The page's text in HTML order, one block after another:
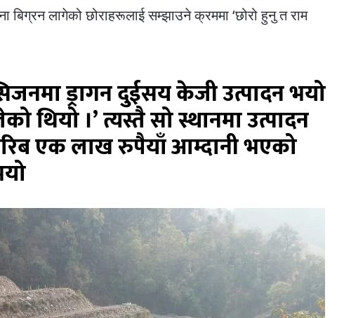
लागेको छोराहरूलाई सम्झाउने क्रममा ‘छोरो हुनु त राम
ड्रागन दुईसय केजी उत्पादन भयो
थियो ।’ त्यस्तै सो स्थानमा उत्पादन
एक लाख रुपैयाँ आम्दानी भएको